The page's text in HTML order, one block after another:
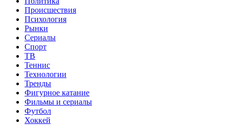
Происшествия
Психология
Рынки
Сериалы
Спорт
ТВ
Теннис
Технологии
Тренды
Фигурное катание
Фильмы и сериалы
Футбол
Хоккей